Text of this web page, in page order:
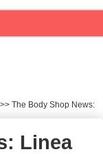
The Body Shop News:
Linea